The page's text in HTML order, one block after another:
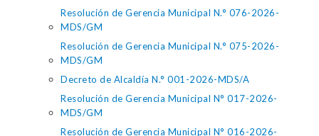
Resolución de Gerencia Municipal N.° 076-2026-
MDS/GM
Resolución de Gerencia Municipal N.° 075-2026-
MDS/GM
Decreto de Alcaldía N.° 001-2026-MDS/A
Resolución de Gerencia Municipal N° 017-2026-
MDS/GM
Resolución de Gerencia Municipal N° 016-2026-